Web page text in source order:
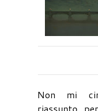
Non mi